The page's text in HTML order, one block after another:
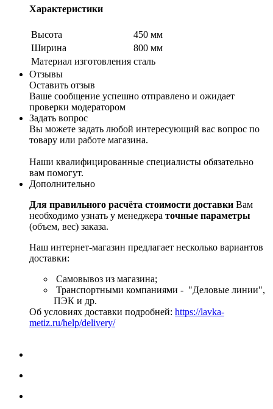
Характеристики
Высота
450 мм
Ширина
800 мм
Материал изготовления сталь
Отзывы
Оставить отзыв
Ваше сообщение успешно отправлено и ожидает
проверки модератором
Задать вопрос
Вы можете задать любой интересующий вас вопрос по
товару или работе магазина.
Наши квалифицированные специалисты обязательно
вам помогут.
Дополнительно
Для правильного расчёта стоимости доставки Вам
необходимо узнать у менеджера точные параметры
(объем, вес) заказа.
Наш интернет-магазин предлагает несколько вариантов
доставки:
Самовывоз из магазина;
Транспортными компаниями - "Деловые линии",
ПЭК и др.
Об условиях доставки подробней: https://lavka-
metiz.ru/help/delivery/